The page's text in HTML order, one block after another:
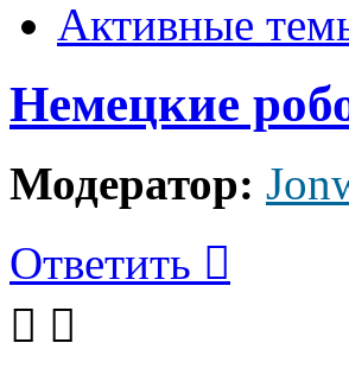
Активные
Немецкие
Модератор:
Ответить